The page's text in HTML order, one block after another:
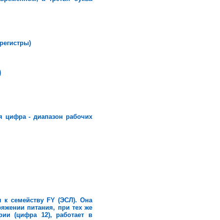
цифра - диапазон рабочих
к семейству FY (ЭСЛ). Она
питания, при тех же
(цифра 12), работает в